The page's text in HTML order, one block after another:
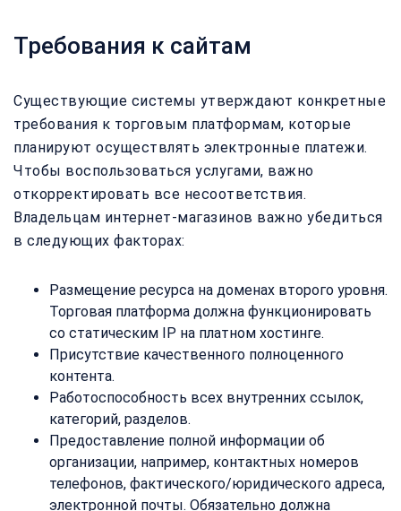
Требования к сайтам
Существующие системы утверждают конкретные
требования к торговым платформам, которые
планируют осуществлять электронные платежи.
Чтобы воспользоваться услугами, важно
откорректировать все несоответствия.
Владельцам интернет-магазинов важно убедиться
в следующих факторах:
Размещение ресурса на доменах второго уровня.
Торговая платформа должна функционировать
со статическим IP на платном хостинге.
Присутствие качественного полноценного
контента.
Работоспособность всех внутренних ссылок,
категорий, разделов.
Предоставление полной информации об
организации, например, контактных номеров
телефонов, фактического/юридического адреса,
электронной почты. Обязательно должна